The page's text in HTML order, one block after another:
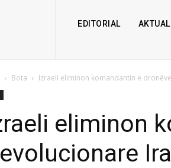
EDITORIAL
Bota Izraeli eliminon komandantin e
eliminon